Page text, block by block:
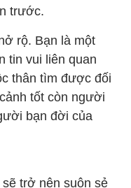
trước.
rộ. Bạn là một
tin vui liên quan
thân tìm được đối
tốt còn người
bạn đời của
trở nên suôn sẻ